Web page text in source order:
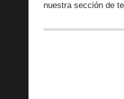
nuestra sección de